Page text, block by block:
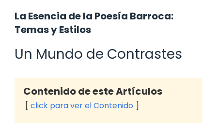
La Esencia de la Poesía Barroca:
Temas y Estilos
Un Mundo de Contrastes
Contenido de este Artículos
click para ver el Contenido